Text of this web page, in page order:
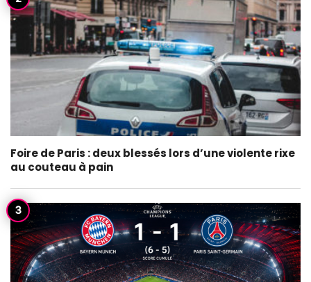
Foire de Paris : deux blessés lors d’une violente rixe
au couteau à pain